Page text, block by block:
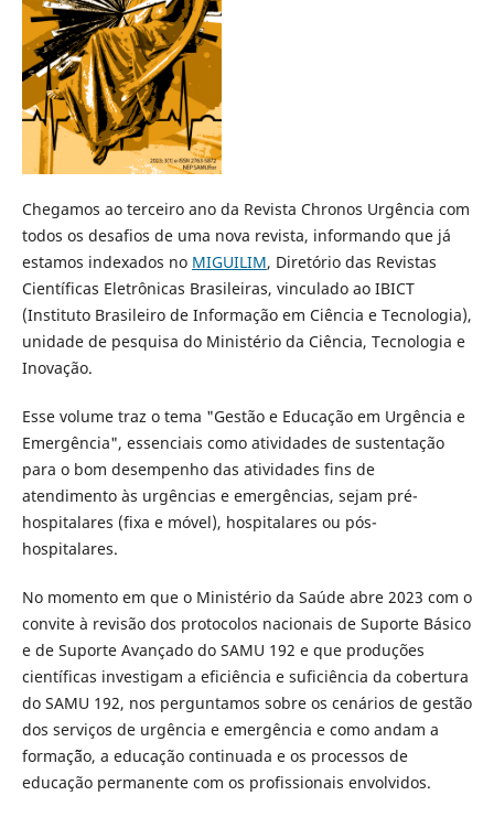
Chegamos ao terceiro ano da Revista Chronos Urgência com
todos os desafios de uma nova revista, informando que já
estamos indexados no MIGUILIM, Diretório das Revistas
Científicas Eletrônicas Brasileiras, vinculado ao IBICT
(Instituto Brasileiro de Informação em Ciência e Tecnologia),
unidade de pesquisa do Ministério da Ciência, Tecnologia e
Inovação.
Esse volume traz o tema "Gestão e Educação em Urgência e
Emergência", essenciais como atividades de sustentação
para o bom desempenho das atividades fins de
atendimento às urgências e emergências, sejam pré-
hospitalares (fixa e móvel), hospitalares ou pós-
hospitalares.
No momento em que o Ministério da Saúde abre 2023 com o
convite à revisão dos protocolos nacionais de Suporte Básico
e de Suporte Avançado do SAMU 192 e que produções
científicas investigam a eficiência e suficiência da cobertura
do SAMU 192, nos perguntamos sobre os cenários de gestão
dos serviços de urgência e emergência e como andam a
formaç˜ão, a educação continuada e os processos de
educação permanente com os profissionais envolvidos.